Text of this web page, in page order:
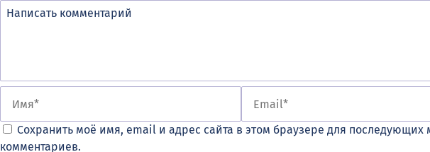
Сохранить моё имя, email и адрес сайта в этом браузере для последующих
комментариев.